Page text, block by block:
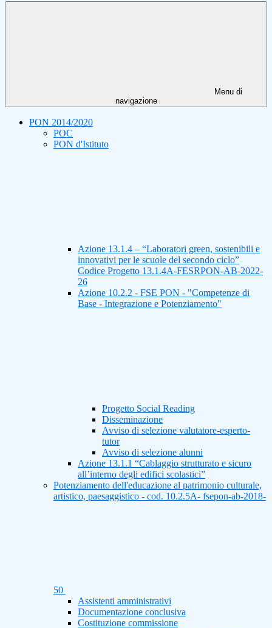
Menu di
navigazione
PON 2014/2020
POC
PON d'Istituto
Azione 13.1.4 – “Laboratori green, sostenibili e
innovativi per le scuole del secondo ciclo”
Codice Progetto 13.1.4A-FESRPON-AB-2022-
26
Azione 10.2.2 - FSE PON - "Competenze di
Base - Integrazione e Potenziamento"
Progetto Social Reading
Disseminazione
Avviso di selezione valutatore-esperto-
tutor
Avviso di selezione alunni
Azione 13.1.1 “Cablaggio strutturato e sicuro
all’interno degli edifici scolastici”
Potenziamento dell'educazione al patrimonio culturale,
artistico, paesaggistico - cod. 10.2.5A- fsepon-ab-2018-
50
Assistenti amministrativi
Documentazione conclusiva
Costituzione commissione